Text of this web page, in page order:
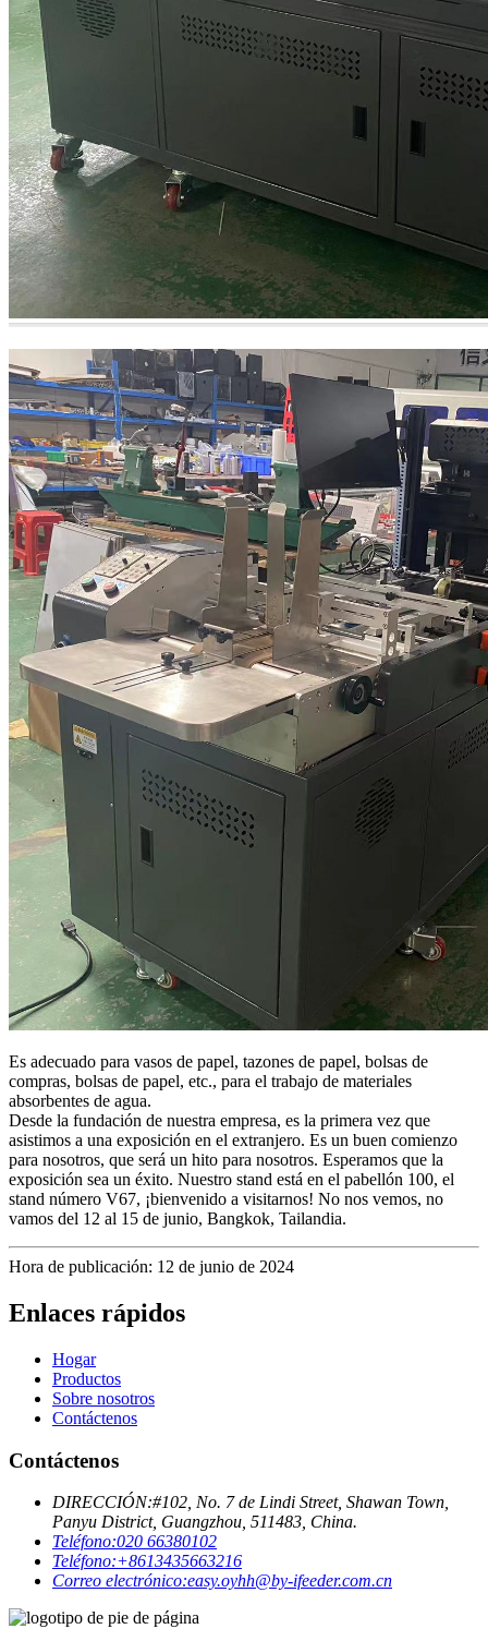
Es adecuado para vasos de papel, tazones de papel, bolsas de
compras, bolsas de papel, etc., para el trabajo de materiales
absorbentes de agua.
Desde la fundación de nuestra empresa, es la primera vez que
asistimos a una exposición en el extranjero. Es un buen comienzo
para nosotros, que será un hito para nosotros. Esperamos que la
exposición sea un éxito. Nuestro stand está en el pabellón 100, el
stand número V67, ¡bienvenido a visitarnos! No nos vemos, no
vamos del 12 al 15 de junio, Bangkok, Tailandia.
Hora de publicación: 12 de junio de 2024
Enlaces rápidos
Hogar
Productos
Sobre nosotros
Contáctenos
Contáctenos
DIRECCIÓN:#102, No. 7 de Lindi Street, Shawan Town,
Panyu District, Guangzhou, 511483, China.
Teléfono:020 66380102
Teléfono:+8613435663216
Correo electrónico:easy.oyhh@by-ifeeder.com.cn